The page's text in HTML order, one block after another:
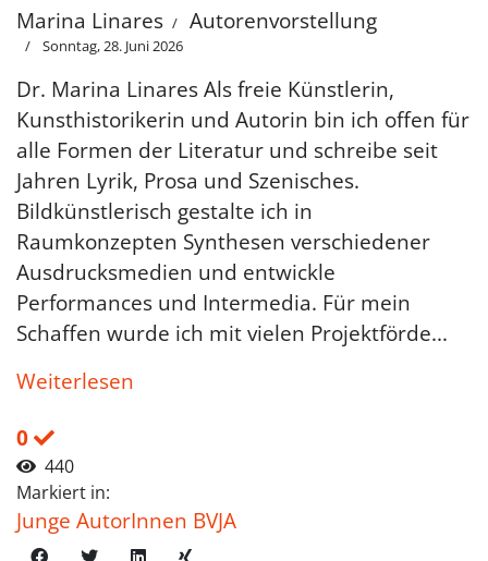
Marina Linares Autorenvorstellung
Sonntag, 28. Juni 2026
Dr. Marina Linares Als freie Künstlerin,
Kunsthistorikerin und Autorin bin ich offen für
alle Formen der Literatur und schreibe seit
Jahren Lyrik, Prosa und Szenisches.
Bildkünstlerisch gestalte ich in
Raumkonzepten Synthesen verschiedener
Ausdrucksmedien und entwickle
Performances und Intermedia. Für mein
Schaffen wurde ich mit vielen Projektförde...
Weiterlesen
0
440
Markiert in:
Junge AutorInnen BVJA